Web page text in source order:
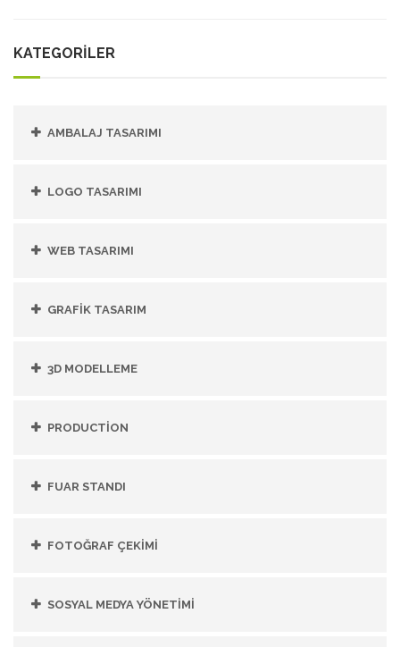
KATEGORİLER
AMBALAJ TASARIMI
LOGO TASARIMI
WEB TASARIMI
GRAFIK TASARIM
3D MODELLEME
PRODUCTİON
FUAR STANDI
FOTOĞRAF ÇEKİMİ
SOSYAL MEDYA YÖNETİMİ